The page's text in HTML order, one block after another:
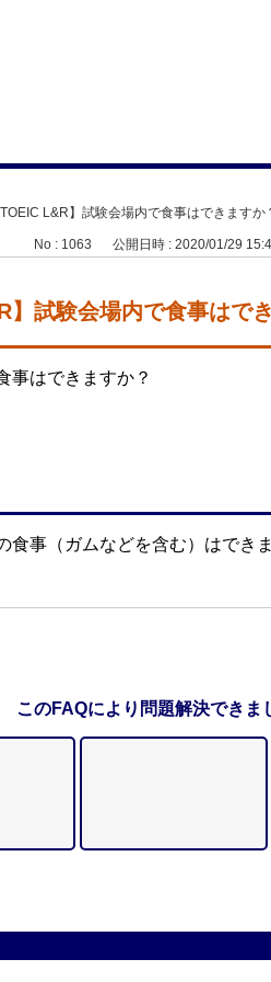
TOEIC L&R】試験会場内で食事はできますか
No : 1063 公開日時 : 2020/01/29
】試験会場内で食事はで
事はできますか？
食事（ガムなどを含む）はできま
このFAQにより問題解決できま